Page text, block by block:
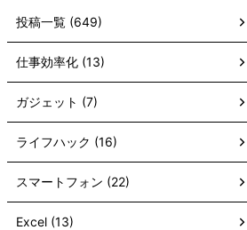
投稿一覧 (649)
仕事効率化 (13)
ガジェット (7)
ライフハック (16)
スマートフォン (22)
Excel (13)